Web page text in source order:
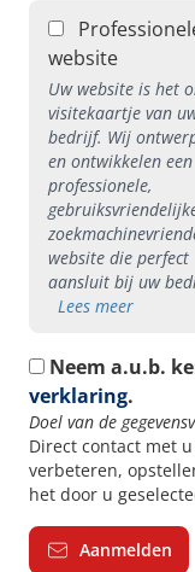
website
Uw website is het
visitekaartje van
bedrijf. Wij
en ontwikkelen een
professionele,
website die perfect
aansluit bij uw
Lees meer
Neem a.u.b.
verklaring.
Doel van de
Direct contact met
verbeteren,
het door u
Aanmelden